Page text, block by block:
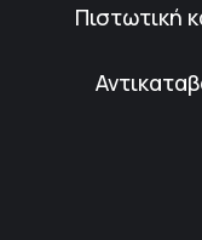
Πιστωτική